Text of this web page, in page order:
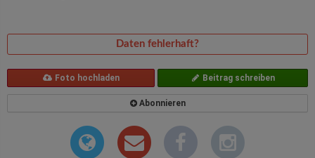
Daten fehlerhaft?
Foto hochladen Beitrag schreiben
Abonnieren